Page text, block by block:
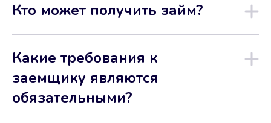
Кто может получить займ?
Какие требования к
заемщику являются
обязательными?